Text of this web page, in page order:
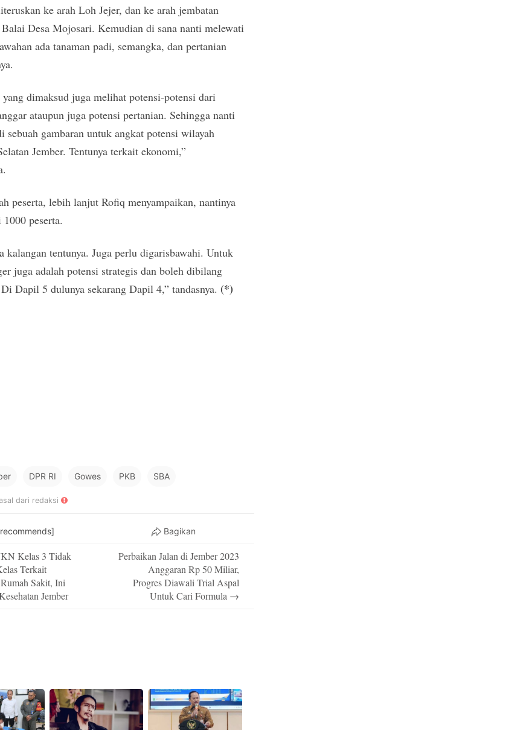
ke arah Loh Jejer, dan ke arah jembatan
Desa Mojosari. Kemudian di sana nanti melewati
ada tanaman padi, semangka, dan pertanian
dimaksud juga melihat potensi-potensi dari
ataupun juga potensi pertanian. Sehingga nanti
sebuah gambaran untuk angkat potensi wilayah
Jember. Tentunya terkait ekonomi,”
peserta, lebih lanjut Rofiq menyampaikan, nantinya
peserta.
kalangan tentunya. Juga perlu digarisbawahi. Untuk
juga adalah potensi strategis dan boleh dibilang
Dapil 5 dulunya sekarang Dapil 4,” tandasnya. (*)
DPR RI Gowes PKB SBA
dari redaksi
Bagikan
Kelas 3 Tidak
Terkait
Sakit, Ini
Jember
Perbaikan Jalan di Jember 2023
Anggaran Rp 50 Miliar,
Progres Diawali Trial Aspal
Untuk Cari Formula →